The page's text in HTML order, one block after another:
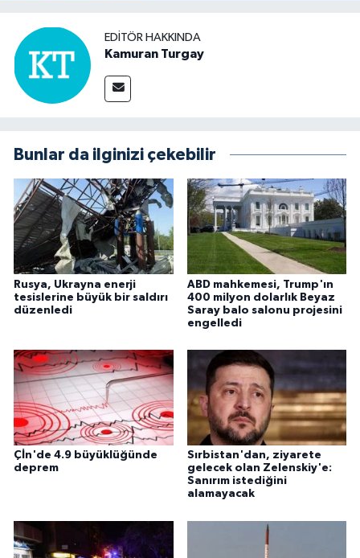
EDITÖR HAKKINDA
Kamuran Turgay
Bunlar da ilginizi çekebilir
Rusya, Ukrayna enerji
tesislerine büyük bir saldırı
düzenledi
ABD mahkemesi, Trump'ın
400 milyon dolarlık Beyaz
Saray balo salonu projesini
engelledi
Çİn'de 4.9 büyüklüğünde
deprem
Sırbistan'dan, ziyarete
gelecek olan Zelenskiy'e:
Sanırım istediğini
alamayacak